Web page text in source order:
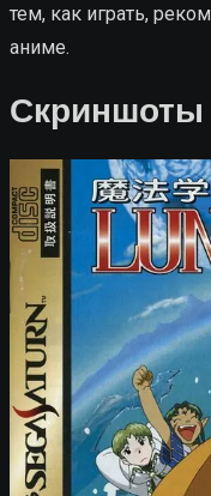
тем, как играть,
аниме.
Скриншоты